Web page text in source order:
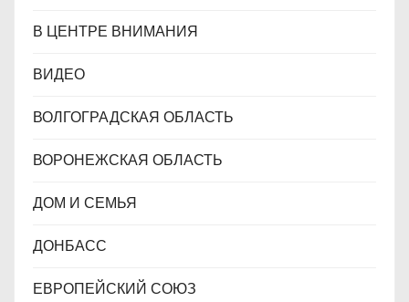
В ЦЕНТРЕ ВНИМАНИЯ
ВИДЕО
ВОЛГОГРАДСКАЯ ОБЛАСТЬ
ВОРОНЕЖСКАЯ ОБЛАСТЬ
ДОМ И СЕМЬЯ
ДОНБАСС
ЕВРОПЕЙСКИЙ СОЮЗ